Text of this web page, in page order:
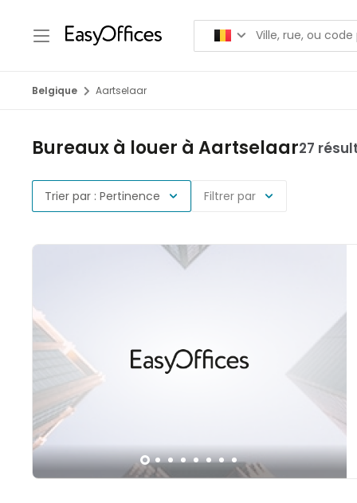
Belgique Aartselaar
Bureaux à louer à Aartselaar27
Trier par : Pertinence Filtrer par